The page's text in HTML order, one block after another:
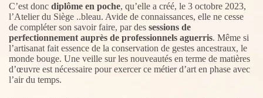
C’est donc diplôme en poche, qu’elle a créé, le 3 octobre 2023,
l’Atelier du Siège ..bleau. Avide de connaissances, elle ne cesse
de compléter son savoir faire, par des sessions de
perfectionnement auprès de professionnels aguerris. Même si
l’artisanat fait essence de la conservation de gestes ancestraux, le
monde bouge. Une veille sur les nouveautés en terme de matières
d’œuvre est nécessaire pour exercer ce métier d’art en phase avec
l’air du temps.